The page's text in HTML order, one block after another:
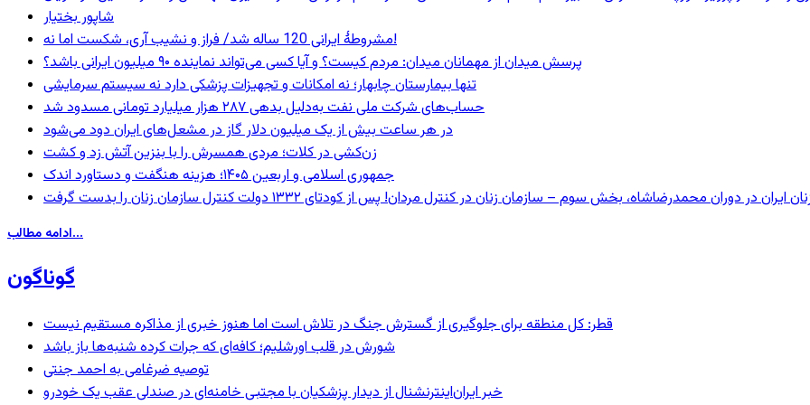
شاپور بختیار
مشروطۀ ایرانی 120 ساله شد/ فراز و نشیب آری، شکست اما نه!
پرسش میدان از مهمانان میدان: مردم کیست؟ و آیا کسی می‌تواند نماینده ۹۰ میلیون ایرانی باشد؟
تنها بیمارستان چابهار؛ نه امکانات و تجهیزات پزشکی دارد نه سیستم سرمایشی
حساب‌های شرکت ملی نفت به‌دلیل بدهی ۲۸۷ هزار میلیارد تومانی مسدود شد
در هر ساعت بیش از یک میلیون دلار گاز در مشعل‌های ایران دود می‌شود
زن‌کشی در کلات؛ مردی همسرش را با بنزین آتش زد و کشت
جمهوری اسلامی و اربعین ۱۴۰۵؛ هزینه هنگفت و دستاورد اندک
ادامه مطالب...
گوناگون
قطر: کل منطقه برای جلوگیری از گسترش جنگ در تلاش است اما هنوز خبری از مذاکره مستقیم نیست
شورش در قلب اورشلیم؛ کافه‌ای که جرات کرده شنبه‌ها باز باشد
توصیه ضرغامی به احمد جنتی
خبر ایران‌اینترنشنال از دیدار پزشکیان با مجتبی خامنه‌ای در صندلی عقب یک خودرو